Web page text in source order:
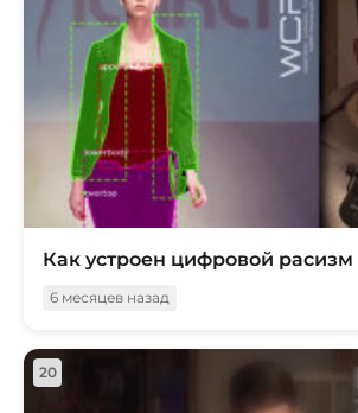
Как устроен цифровой расизм
6 месяцев назад
20